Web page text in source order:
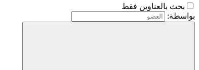
بحث بالعناوين فقط
بواسطة: